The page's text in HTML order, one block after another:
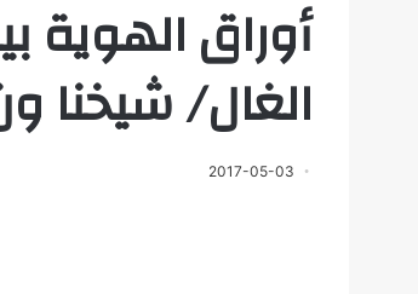
أوراق الهوية
الغال/ شيخنا
2017-05-03